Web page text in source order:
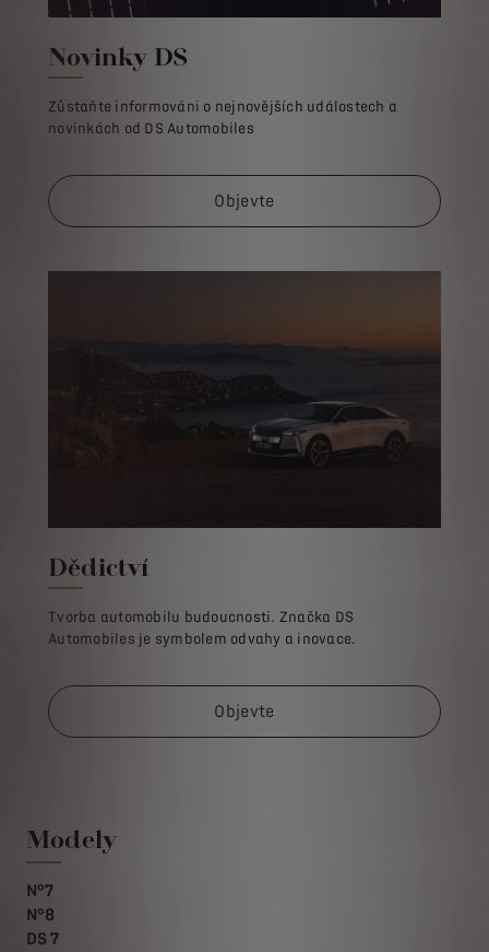
Novinky DS
Zůstaňte informováni o nejnovějších událostech a
novinkách od DS Automobiles
Objevte
Dědictví
Tvorba automobilu budoucnosti. Značka DS
Automobiles je symbolem odvahy a inovace.
Objevte
Modely
N°7
N°8
DS 7